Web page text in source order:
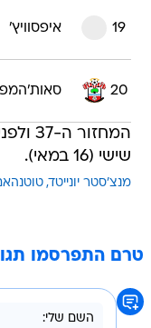
19 איפסוויץ'
20
שישי (16 במאי).
מנצ'סטר יונייטד
טרם התפרסמו